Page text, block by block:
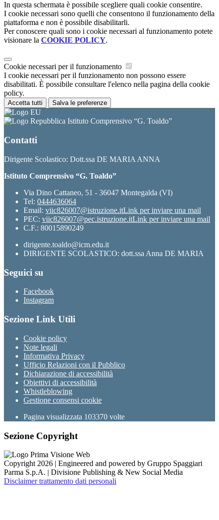
In questa schermata è possibile scegliere quali cookie consentire.
I cookie necessari sono quelli che consentono il funzionamento della
piattaforma e non è possibile disabilitarli.
Per conoscere quali sono i cookie necessari al funzionamento potete
visionare la COOKIE POLICY.
Cookie necessari per il funzionamento
I cookie necessari per il funzionamento non possono essere
disabilitati. È possibile consultare l'elenco nella pagina della cookie
policy.
Accetta tutti Salva le preferenze
Istituto Comprensivo “G. Toaldo”
Contatti
Dirigente Scolastico: Dott.ssa DE MARIA ANNA
Istituto Comprensivo “G. Toaldo”
Via Dino Cattaneo, 51 - 36047 Montegalda (VI)
Tel: 0444636064
Email: viic826007@istruzione.itLink per inviare una mail
PEC: viic826007@pec.istruzione.itLink per inviare una mail
C.F.: 80015890249
dirigente.toaldo@icm.edu.it
DIRIGENTE SCOLASTICO: dott.ssa Anna DE MARIA
Seguici su
Facebook
Instagram
Sezione Link Utili
Cookie policy
Note legali
Informativa Privacy
Ufficio Relazioni con il Pubblico
Dichiarazione di accessibilità
Obiettivi di accessibilità
Whistleblowing
Gestione consensi cookie
Pagina visualizzata 103370 volte
Sezione Copyright
Copyright 2026 | Engineered and powered by Gruppo Spaggiari
Parma S.p.A. | Divisione Publishing & New Social Media
Disclaimer trattamento dati personali